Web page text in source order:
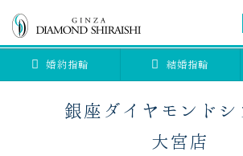
婚約指輪 結婚指輪
0078-
銀座ダイヤモンドシ
大宮店